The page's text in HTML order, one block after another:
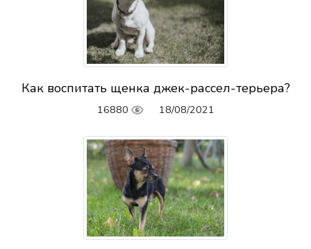
Как воспитать щенка джек-рассел-терьера?
16880 18/08/2021